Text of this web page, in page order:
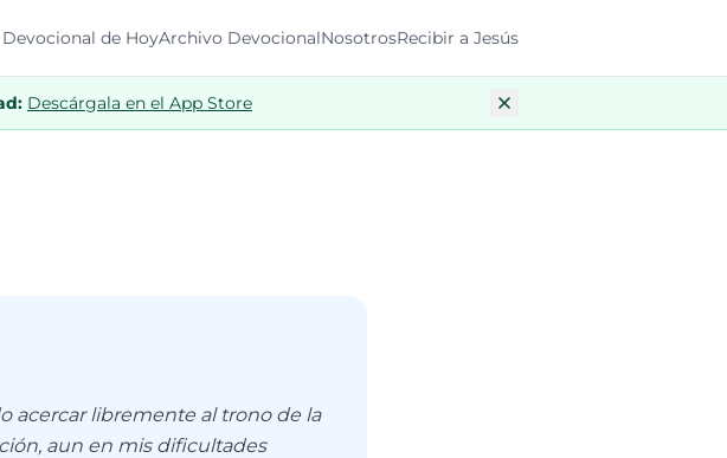
Devocional de HoyArchivo DevocionalNosotrosRecibir a Jesús
Descárgala en el App Store
acercar libremente al trono de la
aun en mis dificultades